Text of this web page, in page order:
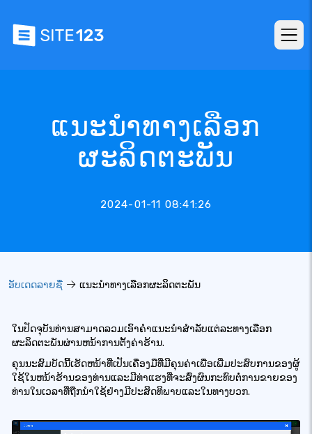
ແນະນຳທາງເລືອກ
ຜະລິດຕະພັນ
2024-01-11 08:41:26
ອັບເດດລາຍຊື່ ແນະນຳທາງເລືອກຜະລິດຕະພັນ
ໃນປັດຈຸບັນທ່ານສາມາດລວມເອົາຄໍາແນະນໍາສໍາລັບແຕ່ລະທາງເລືອກ
ຜະລິດຕະພັນຜ່ານຫນ້າການຕັ້ງຄ່າຮ້ານ.
ຄຸນນະສົມບັດນີ້ເຮັດຫນ້າທີ່ເປັນເຄື່ອງມືທີ່ມີຄຸນຄ່າເພື່ອເພີ່ມປະສົບການຂອງຜູ້
ໃຊ້ໃນຫນ້າຮ້ານຂອງທ່ານແລະມີທ່າແຮງທີ່ຈະສົ່ງຜົນກະທົບຕໍ່ການຂາຍຂອງ
ທ່ານໃນເວລາທີ່ຖືກນໍາໃຊ້ຢ່າງມີປະສິດທິພາບແລະໃນທາງບວກ.